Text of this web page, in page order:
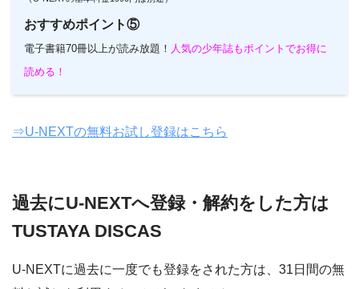
おすすめポイント⑤
電子書籍70冊以上が読み放題！ 人気の少年誌もポイントでお得に
読める！
⇒U-NEXTの無料お試し登録はこちら
過去にU-NEXTへ登録・解約をした方は
TUSTAYA DISCAS
U-NEXTに過去に一度でも登録をされた方は、31日間の無